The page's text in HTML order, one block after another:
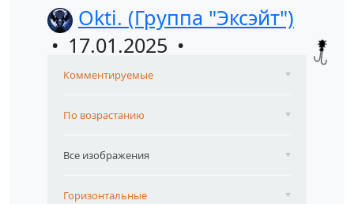
Okti. (Группа "Эксэйт")
17.01.2025
Комментируемые
По возрастанию
Все изображения
Горизонтальные